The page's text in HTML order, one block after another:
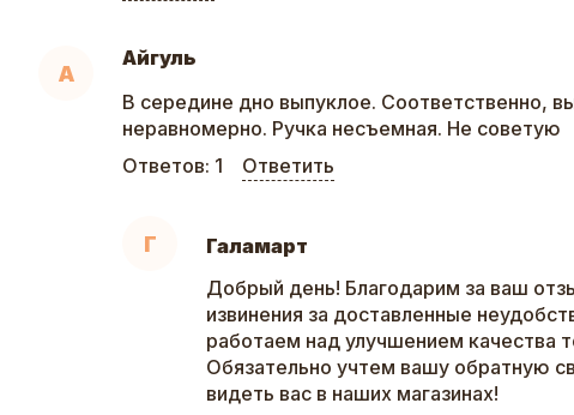
А
Айгуль
В середине дно выпуклое. Соответственно,
неравномерно. Ручка несъемная. Не советую
Ответов: 1 Ответить
Г Галамарт
Добрый день! Благодарим за ваш
извинения за доставленные
работаем над улучшением качества
Обязательно учтем вашу обратную
видеть вас в наших магазинах!